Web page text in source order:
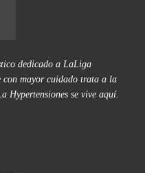
dedicado a LaLiga
con mayor cuidado trata a la
Hypertensiones se vive aquí.